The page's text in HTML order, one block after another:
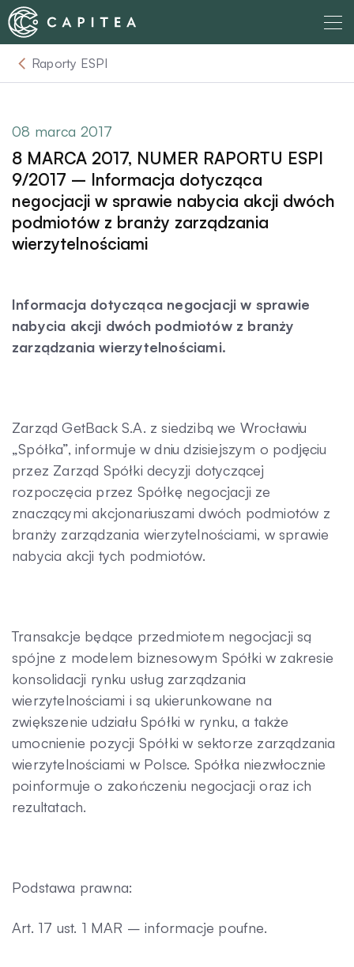
Skip
to
content
O nas
Dla Wierzyciela
Relacje Inwestorskie
Dla Dłużnika
Aktualności
Raporty ESPI
08 marca 2017
8 MARCA 2017, NUMER RAPORTU ESPI
9/2017 – Informacja dotycząca
negocjacji w sprawie nabycia akcji dwóch
podmiotów z branży zarządzania
wierzytelnościami
Informacja dotycząca negocjacji w sprawie
nabycia akcji dwóch podmiotów z branży
zarządzania wierzytelnościami.
Zarząd GetBack S.A. z siedzibą we Wrocławiu
„Spółka”, informuje w dniu dzisiejszym o podjęciu
przez Zarząd Spółki decyzji dotyczącej
rozpoczęcia przez Spółkę negocjacji ze
znaczącymi akcjonariuszami dwóch podmiotów z
branży zarządzania wierzytelnościami, w sprawie
nabycia akcji tych podmiotów.
Transakcje będące przedmiotem negocjacji są
spójne z modelem biznesowym Spółki w zakresie
konsolidacji rynku usług zarządzania
wierzytelnościami i są ukierunkowane na
zwiększenie udziału Spółki w rynku, a także
umocnienie pozycji Spółki w sektorze zarządzania
wierzytelnościami w Polsce. Spółka niezwłocznie
poinformuje o zakończeniu negocjacji oraz ich
rezultatach.
Podstawa prawna:
Art. 17 ust. 1 MAR – informacje poufne.